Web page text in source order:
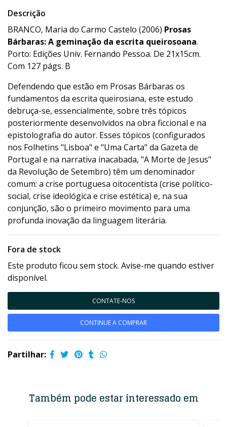
Descrição
BRANCO, Maria do Carmo Castelo (2006) Prosas
Bárbaras: A geminação da escrita queirosoana.
Porto: Edições Univ. Fernando Pessoa. De 21x15cm.
Com 127 págs. B
Defendendo que estão em Prosas Bárbaras os
fundamentos da escrita queirosiana, este estudo
debruça-se, essencialmente, sobre três tópicos
posteriormente desenvolvidos na obra ficcional e na
epistolografia do autor. Esses tópicos (configurados
nos Folhetins "Lisboa" e "Uma Carta" da Gazeta de
Portugal e na narrativa inacabada, "A Morte de Jesus"
da Revolução de Setembro) têm um denominador
comum: a crise portuguesa oitocentista (crise político-
social, crise ideológica e crise estética) e, na sua
conjunção, são o primeiro movimento para uma
profunda inovação da linguagem literária.
Fora de stock
Este produto ficou sem stock. Avise-me quando estiver
disponível.
CONTATE-NOS
CONTINUE A COMPRAR
Partilhar:
Também pode estar interessado em